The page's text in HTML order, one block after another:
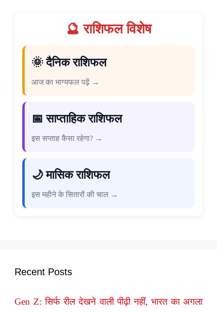
🔮 राशिफल विशेष
🌞 दैनिक राशिफल
आज का भाग्यफल पढ़ें →
📅 साप्ताहिक राशिफल
इस सप्ताह कैसा रहेगा? →
🌙 मासिक राशिफल
इस महीने के सितारों की चाल →
Recent Posts
Gen Z: सिर्फ रील देखने वाली पीढ़ी नहीं, भारत का अगला